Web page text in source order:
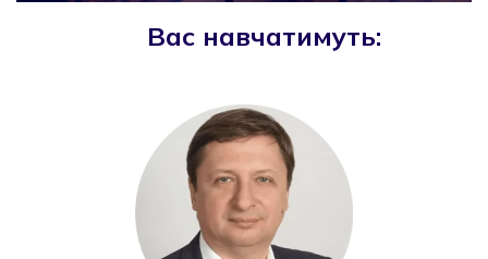
Вас навчатимуть: